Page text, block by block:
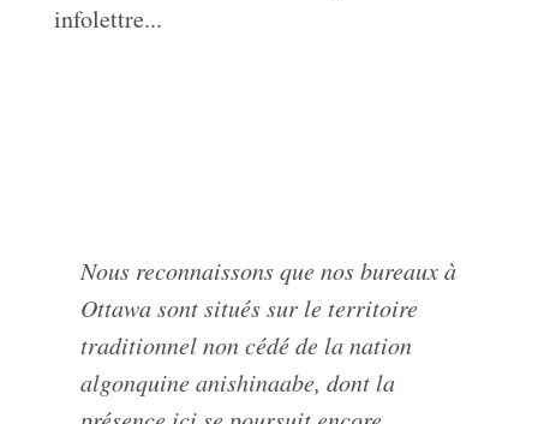
infolettre...
Nous reconnaissons que nos bureaux à
Ottawa sont situés sur le territoire
traditionnel non cédé de la nation
algonquine anishinaabe, dont la